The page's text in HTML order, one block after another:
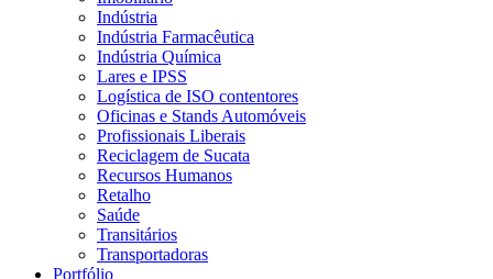
Indústria
Indústria Farmacêutica
Indústria Química
Lares e IPSS
Logística de ISO contentores
Oficinas e Stands Automóveis
Profissionais Liberais
Reciclagem de Sucata
Recursos Humanos
Retalho
Saúde
Transitários
Transportadoras
Portfólio